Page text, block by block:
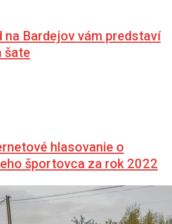
na Bardejov vám predstaví
šate
hlasovanie o
športovca za rok 2022